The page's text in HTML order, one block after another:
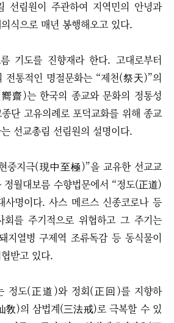
선림원이 주관하여 지역민의 안녕과
식으로 매년 봉행해오고 있다.
기도를 진향재라 한다. 고대로부터
전통적인 명절문화는 “제천(祭天)”의
齋)는 한국의 종교와 문화의 정통성
단 고유의례로 포덕교화를 위해 종교
선교총림 선림원의 설명이다.
중지극(現中至極)”을 교유한 선교교
정월대보름 수향법문에서 “정도(正道)
명이다. 사스 메르스 신종코로나 등
회를 주기적으로 위협하고 그 주기는
지열병 구제역 조류독감 등 동식물이
받고 있다.
정도(正道)와 정회(正回)를 지향하
敎)의 삼법계(三法戒)로 극복할 수 있